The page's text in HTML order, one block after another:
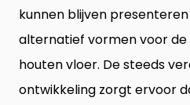
kunnen blijven
alternatief vormen voor de
houten vloer. De steeds
ontwikkeling zorgt ervoor